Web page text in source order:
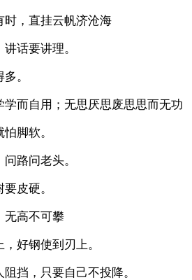
时，直挂云帆济沧海
话要讲理。
。
学而自用；无思厌思废思思而无功
脚软。
路问老头。
皮硬。
无高不可攀
好钢使到刃上。
挡，只要自己不投降。